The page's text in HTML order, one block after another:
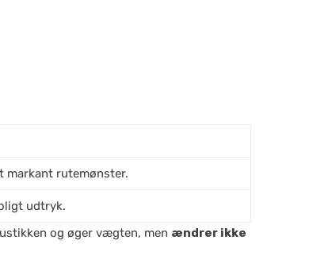
markant rutemønster.
udtryk.
og øger vægten, men ændrer ikke